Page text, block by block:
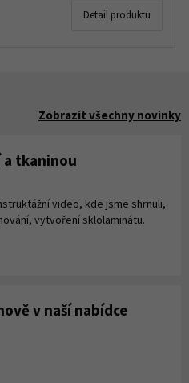
Detail produktu
Zobrazit všechny novinky
a tkaninou
video, kde jsme shrnuli,
vytvoření sklolaminátu.
v naší nabídce